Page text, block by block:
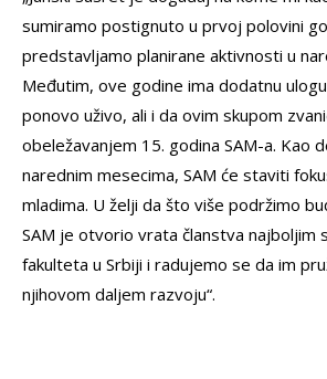
sumiramo postignuto u prvoj polovini
predstavljamo planirane aktivnosti u
Međutim, ove godine ima dodatnu
ponovo uživo, ali i da ovim skupom
obeležavanjem 15. godina SAM-a. Kao
narednim mesecima, SAM će staviti
mladima. U želji da što više podržimo
SAM je otvorio vrata članstva najboljim
fakulteta u Srbiji i radujemo se da im
njihovom daljem razvoju“.